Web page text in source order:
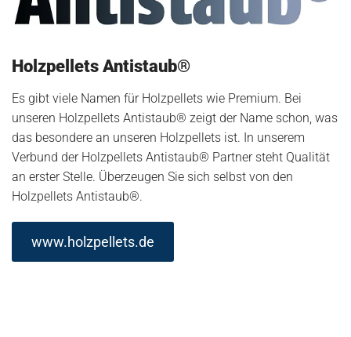
Holzpellets Antistaub®
Es gibt viele Namen für Holzpellets wie Premium. Bei
unseren Holzpellets Antistaub® zeigt der Name schon, was
das besondere an unseren Holzpellets ist. In unserem
Verbund der Holzpellets Antistaub® Partner steht Qualität
an erster Stelle. Überzeugen Sie sich selbst von den
Holzpellets Antistaub®.
www.holzpellets.de